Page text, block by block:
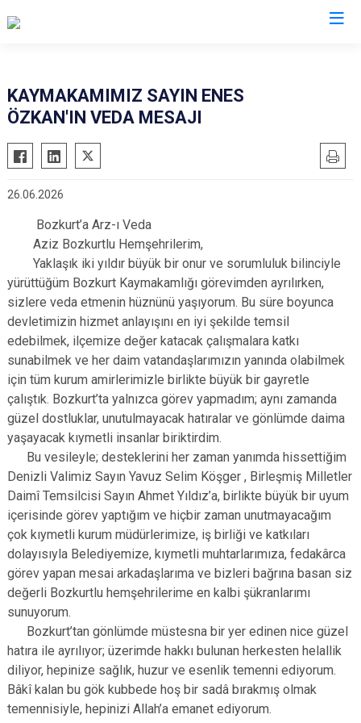
Acıpayam
Pamukkale
Baklan
Beyağaç
Bozkurt
Buldan
Çal
Çameli
Çardak
Sarayköy
Serinhisar
Tavas
Merkezefendi
KAYMAKAMIMIZ SAYIN ENES
ÖZKAN'IN VEDA MESAJI
26.06.2026
Bozkurt’a Arz-ı Veda
Aziz Bozkurtlu Hemşehrilerim,
Yaklaşık iki yıldır büyük bir onur ve sorumluluk bilinciyle
yürüttüğüm Bozkurt Kaymakamlığı görevimden ayrılırken,
sizlere veda etmenin hüznünü yaşıyorum. Bu süre boyunca
devletimizin hizmet anlayışını en iyi şekilde temsil
edebilmek, ilçemize değer katacak çalışmalara katkı
sunabilmek ve her daim vatandaşlarımızın yanında olabilmek
için tüm kurum amirlerimizle birlikte büyük bir gayretle
çalıştık. Bozkurt’ta yalnızca görev yapmadım; aynı zamanda
güzel dostluklar, unutulmayacak hatıralar ve gönlümde daima
yaşayacak kıymetli insanlar biriktirdim.
Bu vesileyle; desteklerini her zaman yanımda hissettiğim
Denizli Valimiz Sayın Yavuz Selim Köşger , Birleşmiş Milletler
Daimî Temsilcisi Sayın Ahmet Yıldız’a, birlikte büyük bir uyum
içerisinde görev yaptığım ve hiçbir zaman unutmayacağım
çok kıymetli kurum müdürlerimize, iş birliği ve katkıları
dolayısıyla Belediyemize, kıymetli muhtarlarımıza, fedakârca
görev yapan mesai arkadaşlarıma ve bizleri bağrına basan siz
değerli Bozkurtlu hemşehrilerime en kalbi şükranlarımı
sunuyorum.
Bozkurt’tan gönlümde müstesna bir yer edinen nice güzel
hatıra ile ayrılıyor; üzerimde hakkı bulunan herkesten helallik
diliyor, hepinize sağlık, huzur ve esenlik temenni ediyorum.
Bâkî kalan bu gök kubbede hoş bir sadâ bırakmış olmak
temennisiyle, hepinizi Allah’a emanet ediyorum.